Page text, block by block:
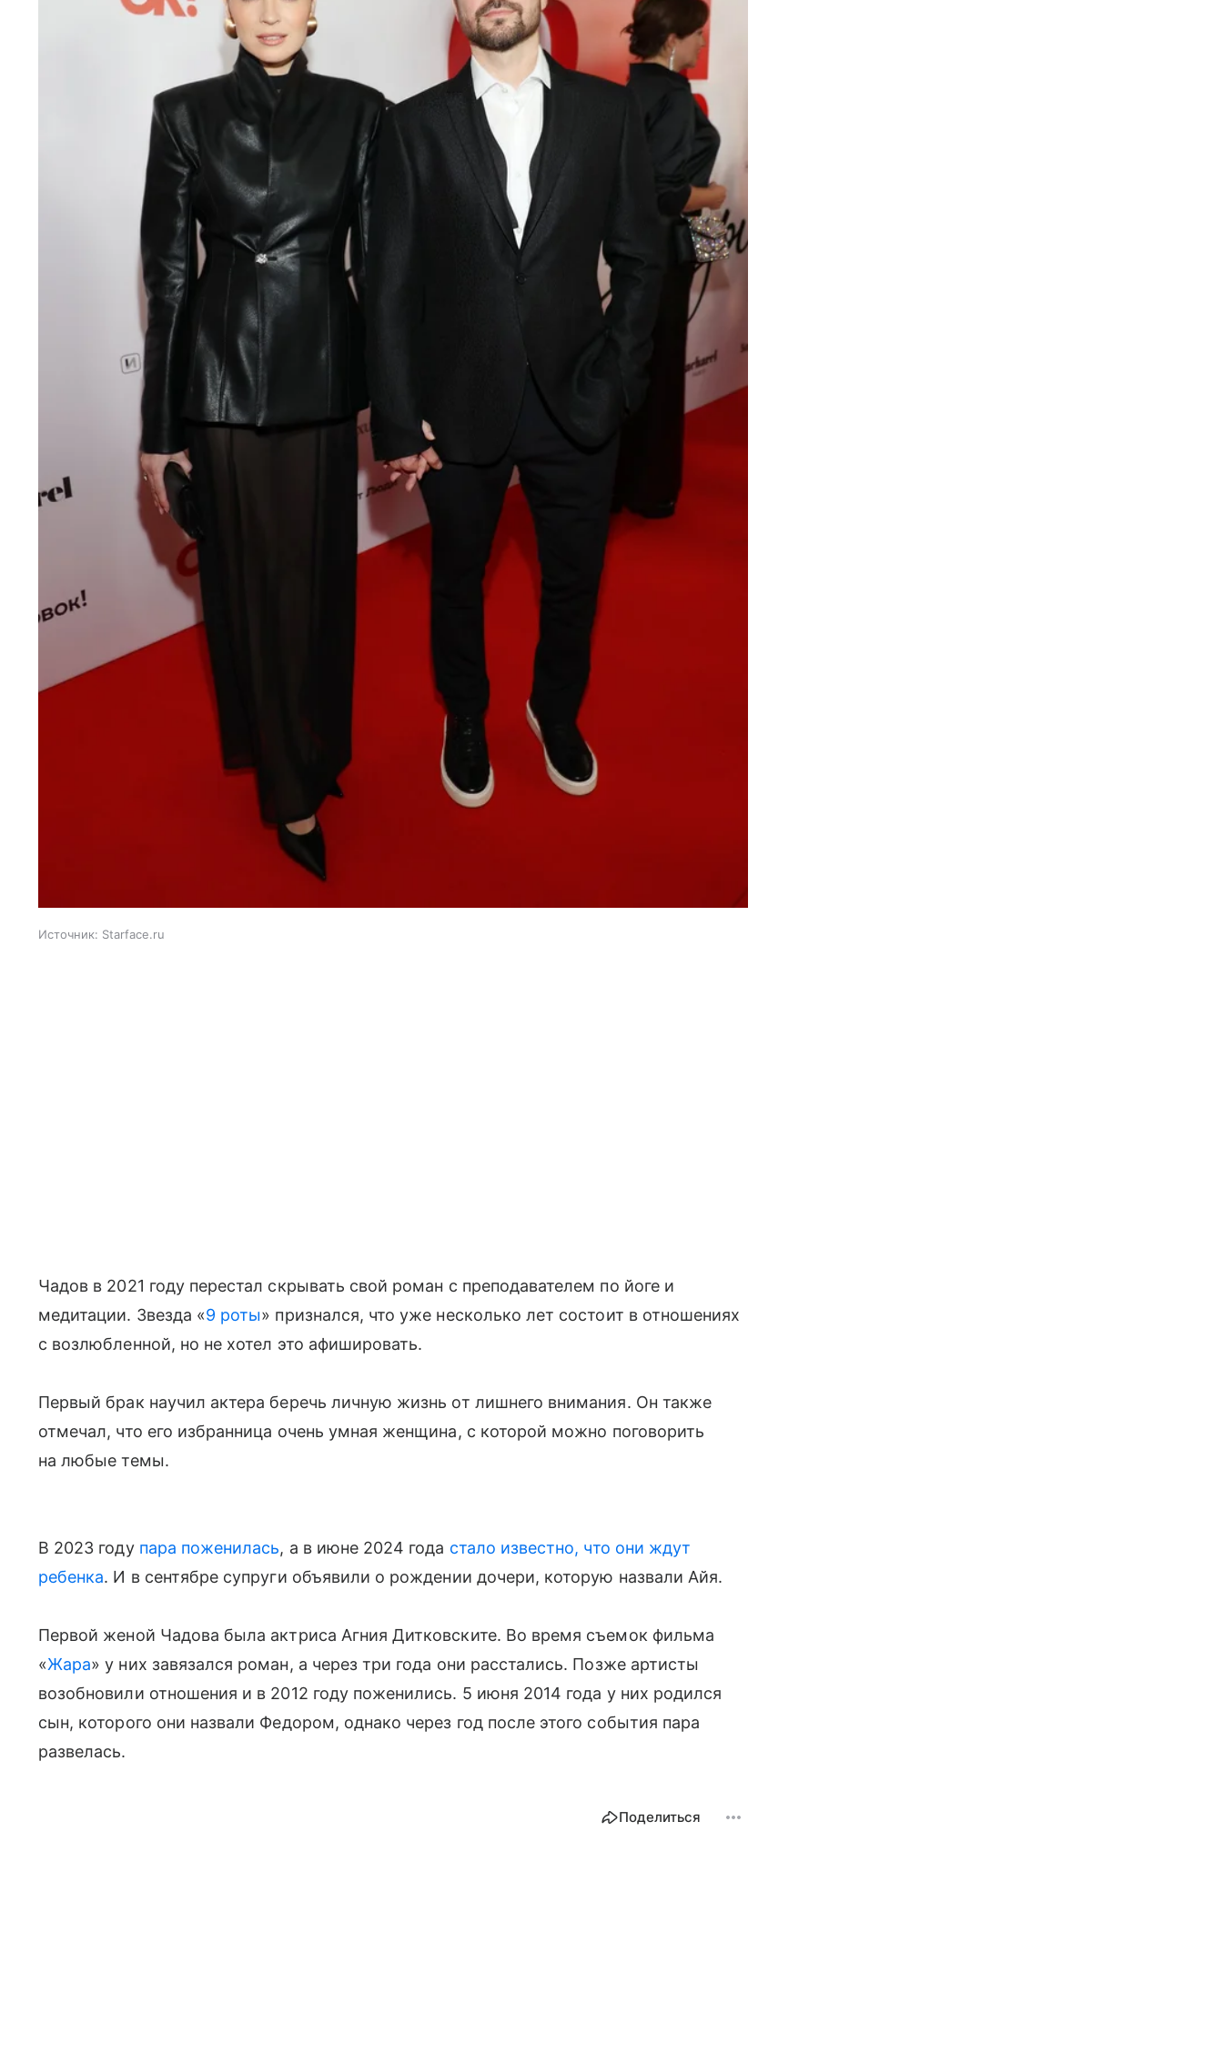
Источник: Starface.ru
Чадов в 2021 году перестал скрывать свой роман с преподавателем по йоге и
медитации. Звезда «9 роты» признался, что уже несколько лет состоит в отношениях
с возлюбленной, но не хотел это афишировать.
Первый брак научил актера беречь личную жизнь от лишнего внимания. Он также
отмечал, что его избранница очень умная женщина, с которой можно поговорить
на любые темы.
В 2023 году пара поженилась, а в июне 2024 года стало известно, что они ждут
ребенка. И в сентябре супруги объявили о рождении дочери, которую назвали Айя.
Первой женой Чадова была актриса Агния Дитковските. Во время съемок фильма
«Жара» у них завязался роман, а через три года они расстались. Позже артисты
возобновили отношения и в 2012 году поженились. 5 июня 2014 года у них родился
сын, которого они назвали Федором, однако через год после этого события пара
развелась.
Поделиться